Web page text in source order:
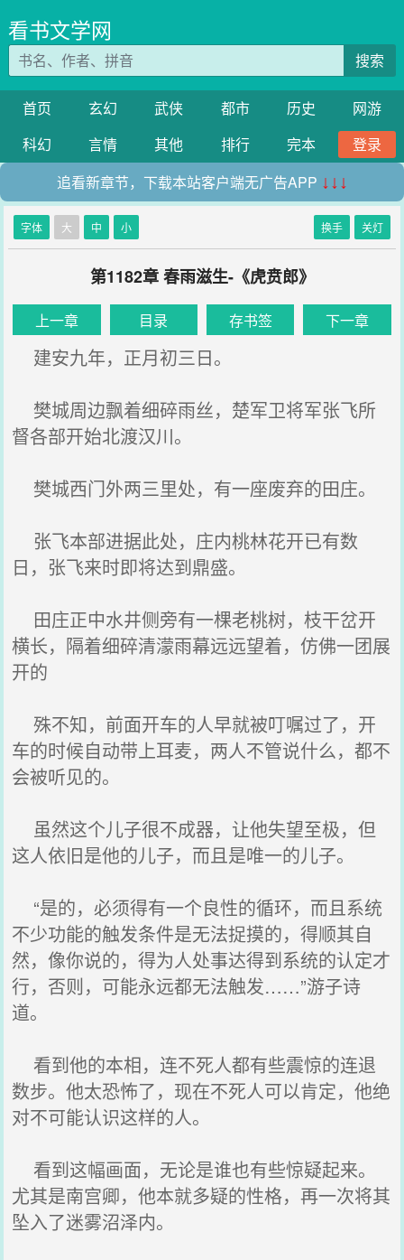
看书文学网
搜索
首页 玄幻 武侠 都市 历史
网游
科幻
言情 其他 排行 完本
登录
追看新章节，下载本站客户端无广告APP ↓↓↓
字体 大 中 小 换手 关灯
第1182章 春雨滋生-《虎贲郎》
上一章 目录 存书签 下一章
建安九年，正月初三日。
樊城周边飘着细碎雨丝，楚军卫将军张飞所
督各部开始北渡汉川。
樊城西门外两三里处，有一座废弃的田庄。
张飞本部进据此处，庄内桃林花开已有数
日，张飞来时即将达到鼎盛。
田庄正中水井侧旁有一棵老桃树，枝干岔开
横长，隔着细碎清濛雨幕远远望着，仿佛一团展
开的
殊不知，前面开车的人早就被叮嘱过了，开
车的时候自动带上耳麦，两人不管说什么，都不
会被听见的。
虽然这个儿子很不成器，让他失望至极，但
这人依旧是他的儿子，而且是唯一的儿子。
“是的，必须得有一个良性的循环，而且系统
不少功能的触发条件是无法捉摸的，得顺其自
然，像你说的，得为人处事达得到系统的认定才
行，否则，可能永远都无法触发……”游子诗
道。
看到他的本相，连不死人都有些震惊的连退
数步。他太恐怖了，现在不死人可以肯定，他绝
对不可能认识这样的人。
看到这幅画面，无论是谁也有些惊疑起来。
尤其是南宫卿，他本就多疑的性格，再一次将其
坠入了迷雾沼泽内。